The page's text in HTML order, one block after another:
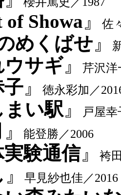
of Showa 』 佐
めくばせ 』
ウサギ』 芹沢洋
子』 徳永彩加／
まい駅 』 戸屋幸
』 能登勝／2006
実験通信』 袴
』 早見紗也佳／2016